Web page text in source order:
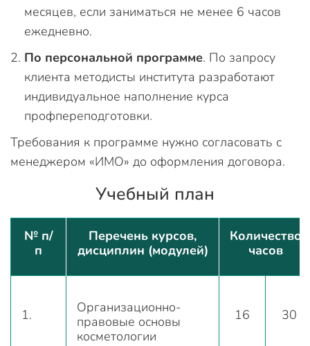
месяцев, если заниматься не менее 6 часов
ежедневно.
По персональной программе. По запросу
клиента методисты института разработают
индивидуальное наполнение курса
профпереподготовки.
Требования к программе нужно согласовать с
менеджером «ИМО» до оформления договора.
Учебный план
№ п/
п
Перечень курсов,
дисциплин (модулей)
Количество
часов
1.
Организационно-
правовые основы
косметологии
16 30